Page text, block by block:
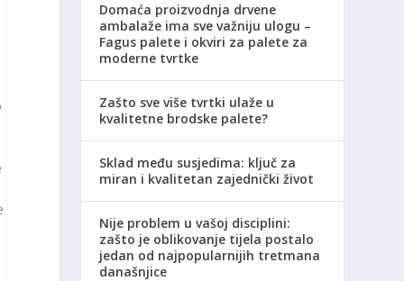
Domaća proizvodnja drvene
ambalaže ima sve važniju ulogu –
Fagus palete i okviri za palete za
moderne tvrtke
Zašto sve više tvrtki ulaže u
kvalitetne brodske palete?
Sklad među susjedima: ključ za
miran i kvalitetan zajednički život
Nije problem u vašoj disciplini:
zašto je oblikovanje tijela postalo
jedan od najpopularnijih tretmana
današnjice